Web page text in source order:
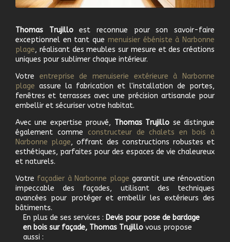
Thomas Trujilloest reconnue pour son savoir-faire
exceptionnel en tant que menuisier ébéniste à Narbonne
plage, réalisant des meubles sur mesure et des créations
uniques pour sublimer chaque intérieur.
Votre entreprise de menuiserie extérieure à
Narbonne
plage assure la fabrication et l'installation de portes,
fenêtres et terrasses avec une précision artisanale pour
embellir et sécuriser votre habitat.
Avec une expertise prouvé, Thomas Trujillo se distingue
également comme constructeur de chalets en bois à
Narbonne plage, offrant des constructions robustes et
esthétiques, parfaites pour des espaces de vie chaleureux
et naturels.
Votre façadier à Narbonne plage garantit une rénovation
impeccable des façades, utilisant des techniques
avancées pour protéger et embellir les extérieurs des
bâtiments.
En plus de ses services : Devis pour pose de bardage
en bois sur façade, Thomas Trujillo vous propose
aussi :